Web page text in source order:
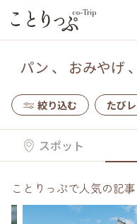
パン 、 おみやげ 、
絞り込む たび
スポット
ことりっぷで人気の記事